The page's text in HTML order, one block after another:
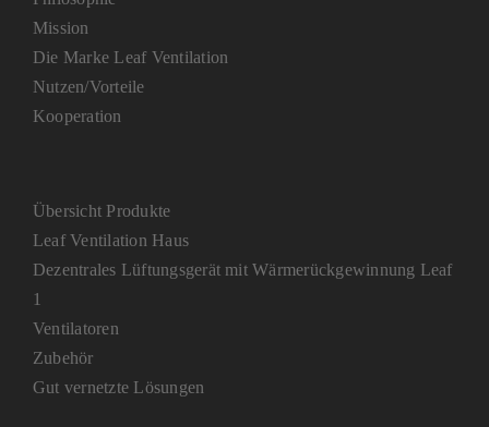
Mission
Die Marke Leaf Ventilation
Nutzen/Vorteile
Kooperation
Übersicht Produkte
Leaf Ventilation Haus
Dezentrales Lüftungsgerät mit Wärmerückgewinnung Leaf
1
Ventilatoren
Zubehör
Gut vernetzte Lösungen